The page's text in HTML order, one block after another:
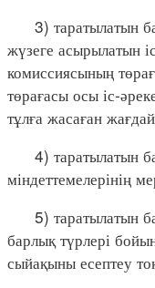
3) таратылатын
жүзеге асырылатын
комиссиясының
төрағасы осы іс-
тұлға жасаған
4) таратылатын
міндеттемелерінің
5) таратылатын
барлық түрлері
сыйақыны есептеу